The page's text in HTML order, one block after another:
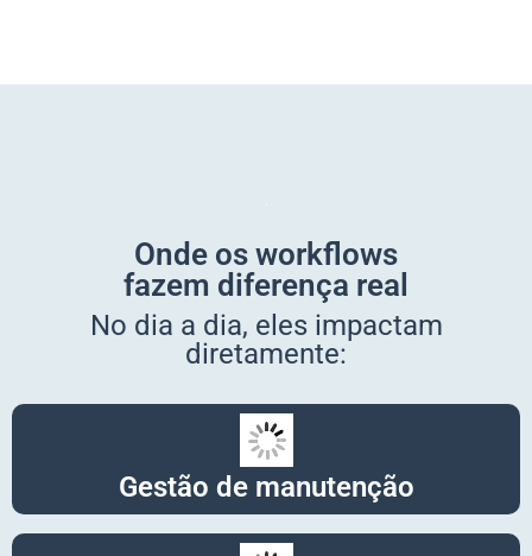
Onde os workflows
fazem diferença real
No dia a dia, eles impactam
diretamente:
Gestão de manutenção